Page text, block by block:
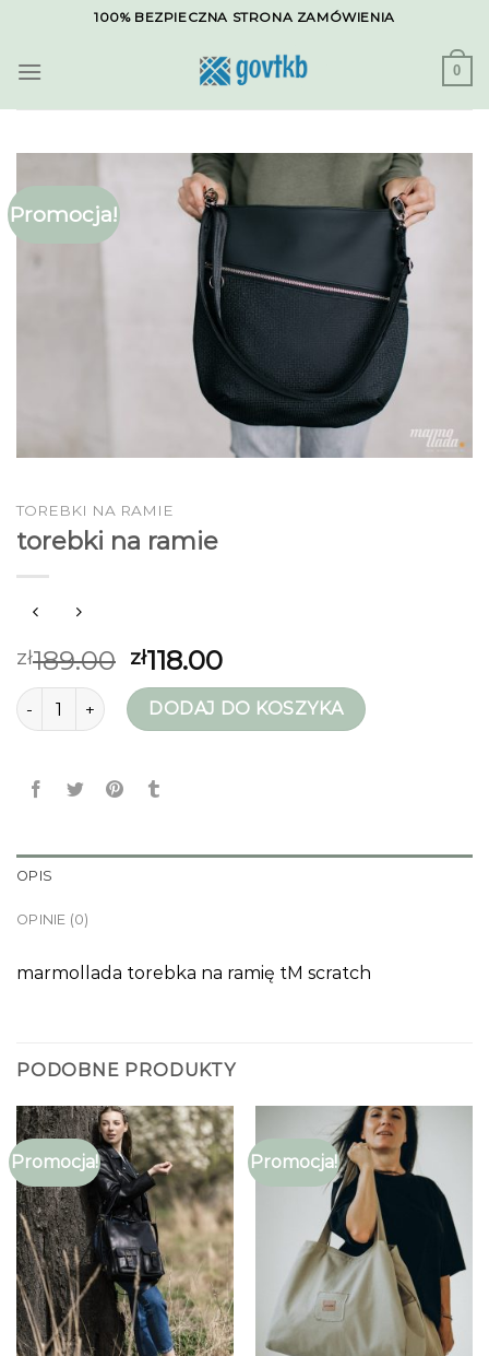
content
100% BEZPIECZNA STRONA ZAMÓWIENIA
0
Promocja!
TOREBKI NA RAMIE
torebki na ramie
zł189.00 zł118.00
ilość torebki na ramieDODAJ DO KOSZYKA
OPIS
OPINIE (0)
marmollada torebka na ramię tM scratch
PODOBNE PRODUKTY
Promocja! Promocja!